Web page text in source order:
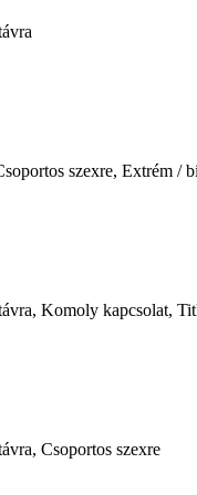
szexre, Extrém
Komoly kapcsolat,
Csoportos szexre